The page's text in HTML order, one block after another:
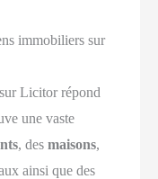
immobiliers sur
Licitor répond
une vaste
, desmaisons,
ainsi que des